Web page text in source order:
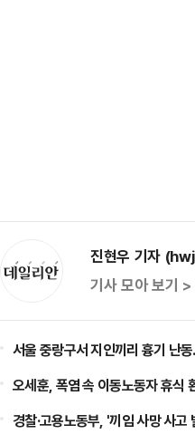
진현우 기자
기사 모아 보기 >
서울 중랑구서 지인끼리 흉기 난
오세훈, 폭염 속 이동노동자 휴
경찰·고용노동부, '끼임 사망 사